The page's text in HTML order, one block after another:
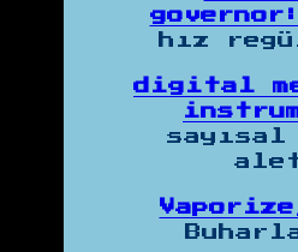
hız
digital
sayısal